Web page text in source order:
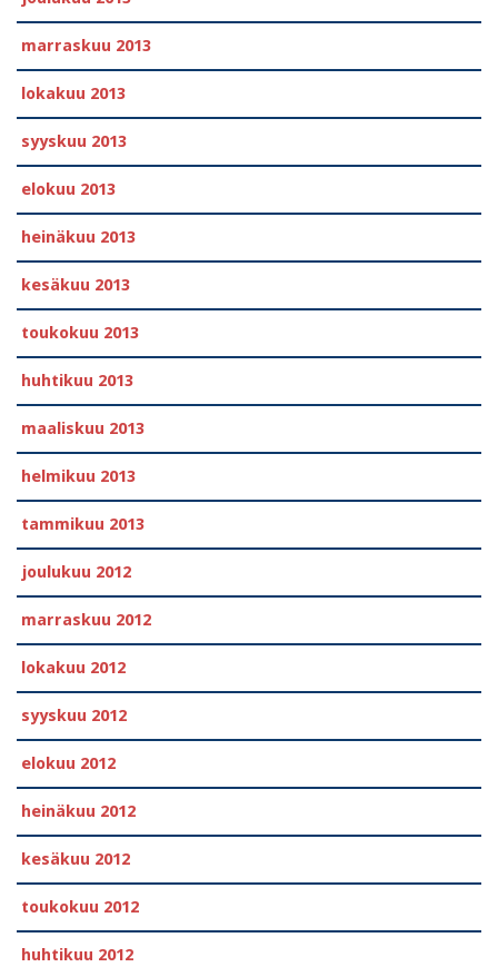
marraskuu 2013
lokakuu 2013
syyskuu 2013
elokuu 2013
heinäkuu 2013
kesäkuu 2013
toukokuu 2013
huhtikuu 2013
maaliskuu 2013
helmikuu 2013
tammikuu 2013
joulukuu 2012
marraskuu 2012
lokakuu 2012
syyskuu 2012
elokuu 2012
heinäkuu 2012
kesäkuu 2012
toukokuu 2012
huhtikuu 2012